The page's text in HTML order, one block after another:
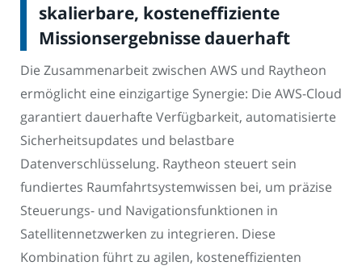
skalierbare, kosteneffiziente
Missionsergebnisse dauerhaft
Die Zusammenarbeit zwischen AWS und Raytheon
ermöglicht eine einzigartige Synergie: Die AWS-Cloud
garantiert dauerhafte Verfügbarkeit, automatisierte
Sicherheitsupdates und belastbare
Datenverschlüsselung. Raytheon steuert sein
fundiertes Raumfahrtsystemwissen bei, um präzise
Steuerungs- und Navigationsfunktionen in
Satellitennetzwerken zu integrieren. Diese
Kombination führt zu agilen, kosteneffizienten